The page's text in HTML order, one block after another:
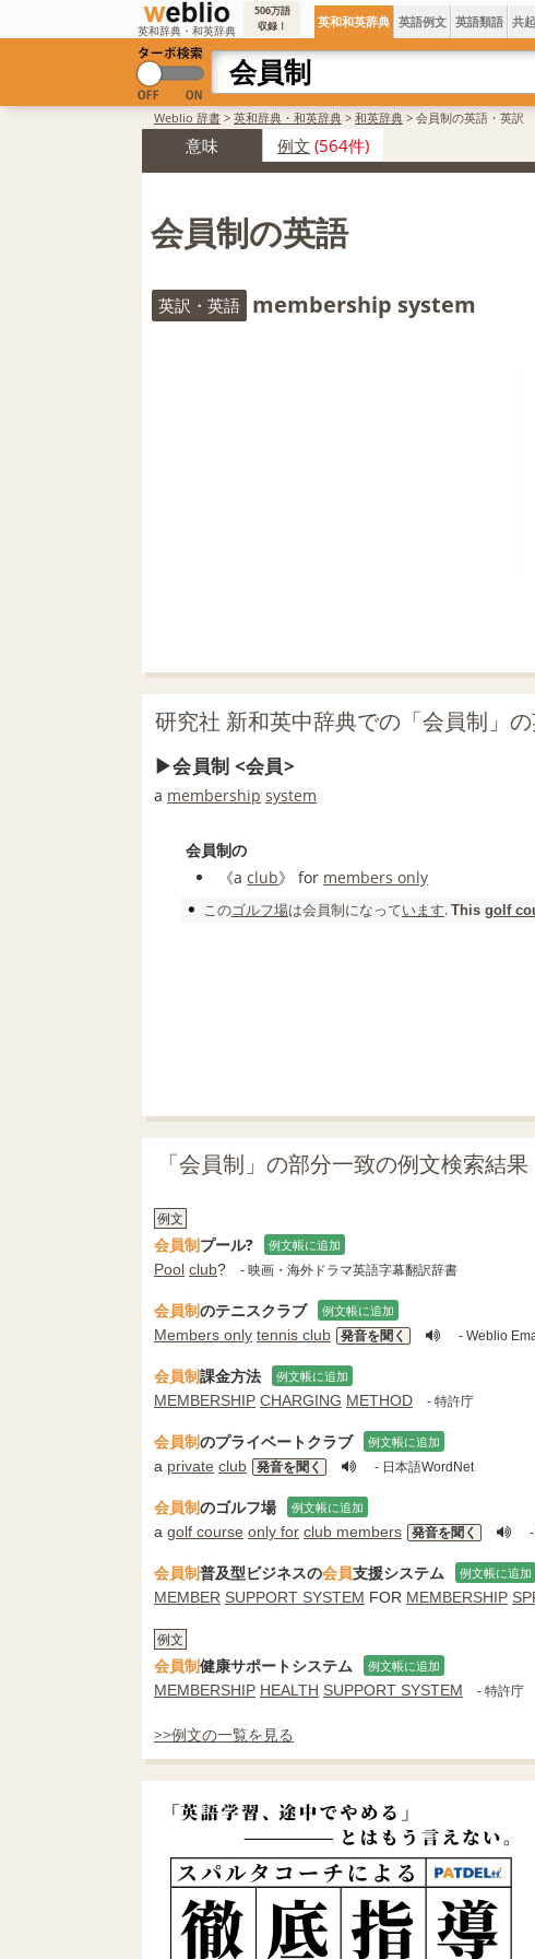
英和辞典・和英辞典
506万語
収録！
英和和英辞典 英語例文 英語類語 共
Weblio 辞書 > 英和辞典・和英辞典 > 和英辞典 > 会員制の英語・英訳
意味 例文 (564件)
会員制の英語
英訳・英語 membership system
研究社 新和英中辞典での「会員制」
会員制 <会員>
a membership system
会員制の
《aclub》 for members only
このゴルフ場は会員制になっています. This golf
「会員制」の部分一致の例文検索結果
例文
会員制プール? 例文帳に追加
Pool club? - 映画・海外ドラマ英語字幕翻訳辞書
会員制のテニスクラブ 例文帳に追加
Members only tennis club 発音を聞く - Weblio
会員制課金方法 例文帳に追加
MEMBERSHIP CHARGING METHOD - 特許庁
会員制のプライベートクラブ 例文帳に追加
a private club 発音を聞く - 日本語WordNet
会員制のゴルフ場 例文帳に追加
a golf course only for club members 発音を聞く
会員制普及型ビジネスの会員支援システム 例文帳に追加
MEMBER SUPPORT SYSTEM FOR MEMBERSHIP
例文
会員制健康サポートシステム 例文帳に追加
MEMBERSHIP HEALTH SUPPORT SYSTEM - 特許庁
>>例文の一覧を見る